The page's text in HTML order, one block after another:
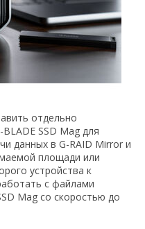
отдельно
SSD Mag для
данных в G-RAID Mirror и
площади или
устройства к
с файлами
Mag со скоростью до